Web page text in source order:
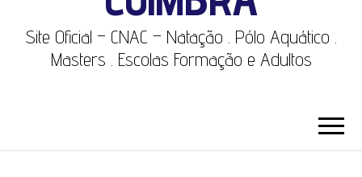
Site Oficial – CNAC – Natação . Pólo Aquático .
Masters . Escolas Formação e Adultos